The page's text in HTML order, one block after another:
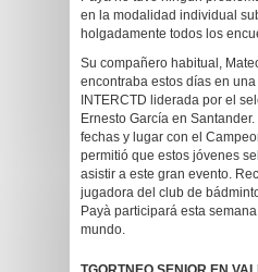
en la modalidad individual
holgadamente todos los
Su compañero habitual,
encontraba estos días en
INTERCTD liderada por el
Ernesto García en
fechas y lugar con el
permitió que estos jóvenes
asistir a este gran evento.
jugadora del club de
Payà participará esta
mundo.